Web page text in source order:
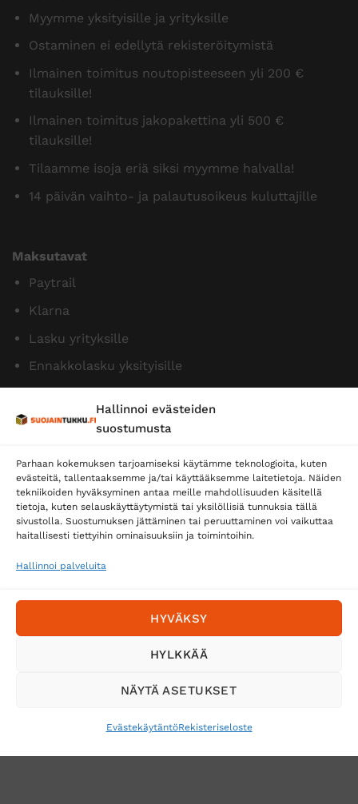
Hallinnoi evästeiden
suostumusta
Parhaan kokemuksen tarjoamiseksi käytämme teknologioita, kuten
evästeitä, tallentaaksemme ja/tai käyttääksemme laitetietoja. Näiden
tekniikoiden hyväksyminen antaa meille mahdollisuuden käsitellä
tietoja, kuten selauskäyttäytymistä tai yksilöllisiä tunnuksia tällä
sivustolla. Suostumuksen jättäminen tai peruuttaminen voi vaikuttaa
haitallisesti tiettyihin ominaisuuksiin ja toimintoihin.
Hallinnoi palveluita
HYVÄKSY
HYLKKÄÄ
NÄYTÄ ASETUKSET
EvästekäytäntöRekisteriseloste
Myymme yksityisille ja yrityksille
Ostaminen ei edellytä rekisteröitymistä
Ilmainen toimitus noutopisteeseen yli 200 €
tilauksille!
Ilmainen toimitus jakopakettina yli 500 €
tilauksille!
Tilaamme isoja eriä siksi myymme halvalla!
14 päivän vaihto- ja palautusoikeus kuluttajille
Maksutavat
Paytrail
Klarna
Lasku yrityksille
Ennakkolasku yksityisille
Toimitustavat
Posti
Matkahuolto
Tilaa uutiskirje ja saat erikoisalennuksia